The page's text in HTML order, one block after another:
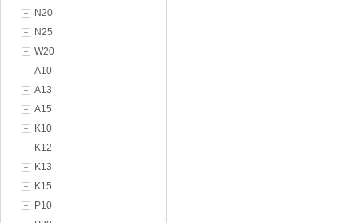
N20
N25
W20
A10
A13
A15
K10
K12
K13
K15
P10